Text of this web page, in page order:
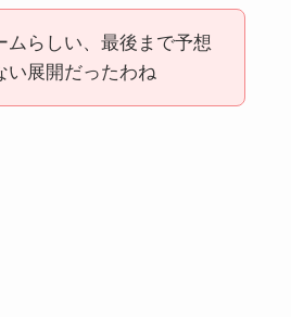
ムらしい、最後まで予想
い展開だったわね